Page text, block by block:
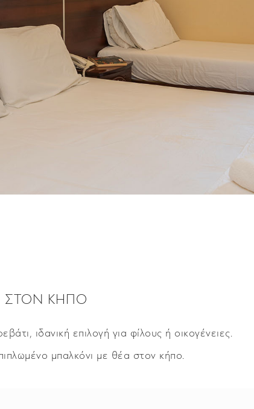
ΣΤΟΝ ΚΉΠΟ
ιδανική επιλογή για φίλους ή οικογένειες.
μπαλκόνι με θέα στον κήπο.